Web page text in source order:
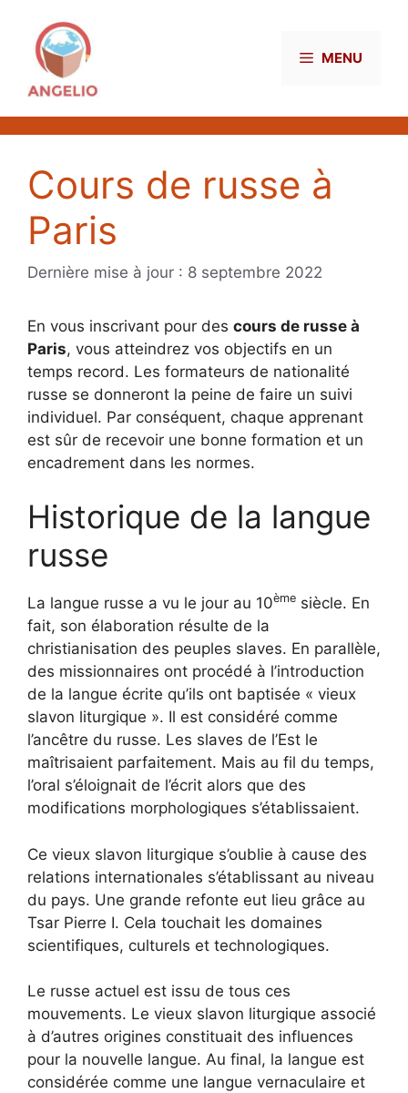
contenu
MENU
Cours de russe à
Paris
8 septembre 2022
En vous inscrivant pour des cours de russe à
Paris, vous atteindrez vos objectifs en un
temps record. Les formateurs de nationalité
russe se donneront la peine de faire un suivi
individuel. Par conséquent, chaque apprenant
est sûr de recevoir une bonne formation et un
encadrement dans les normes.
Historique de la langue
russe
La langue russe a vu le jour au 10ème siècle. En
fait, son élaboration résulte de la
christianisation des peuples slaves. En parallèle,
des missionnaires ont procédé à l’introduction
de la langue écrite qu’ils ont baptisée « vieux
slavon liturgique ». Il est considéré comme
l’ancêtre du russe. Les slaves de l’Est le
maîtrisaient parfaitement. Mais au fil du temps,
l’oral s’éloignait de l’écrit alors que des
modifications morphologiques s’établissaient.
Ce vieux slavon liturgique s’oublie à cause des
relations internationales s’établissant au niveau
du pays. Une grande refonte eut lieu grâce au
Tsar Pierre I. Cela touchait les domaines
scientifiques, culturels et technologiques.
Le russe actuel est issu de tous ces
mouvements. Le vieux slavon liturgique associé
à d’autres origines constituait des influences
pour la nouvelle langue. Au final, la langue est
considérée comme une langue vernaculaire et